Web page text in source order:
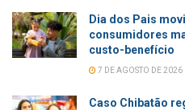
Dia dos Pais
consumidores
custo-benefício
7 DE AGOSTO DE 2026
Caso Chibatão